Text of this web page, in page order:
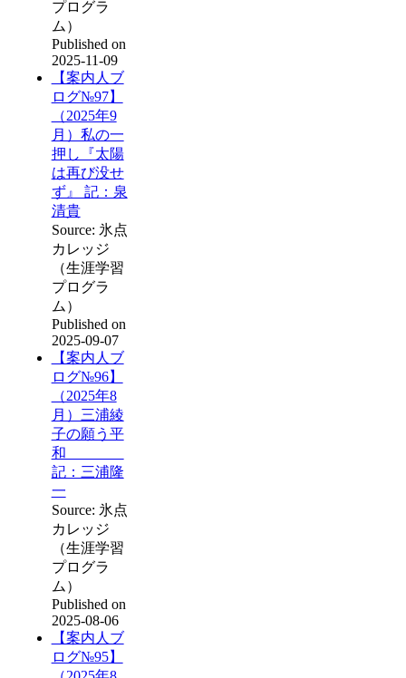
プログラ
ム）
Published on
2025-11-09
【案内人ブ
ログ№97】
（2025年9
月）私の一
押し『太陽
は再び没せ
ず』 記：泉
清貴
Source: 氷点
カレッジ
（生涯学習
プログラ
ム）
Published on
2025-09-07
【案内人ブ
ログ№96】
（2025年8
月）三浦綾
子の願う平
和
記：三浦隆
一
Source: 氷点
カレッジ
（生涯学習
プログラ
ム）
Published on
2025-08-06
【案内人ブ
ログ№95】